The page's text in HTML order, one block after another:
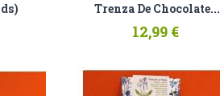
Trenza De Chocolate...
12,99 €